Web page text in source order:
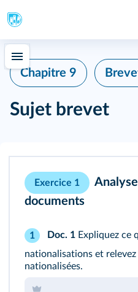
Chapitre 9
Sujet brevet
Exercice 1
documents
1 Doc. 1 Expliquez ce
nationalisations et
nationalisées.